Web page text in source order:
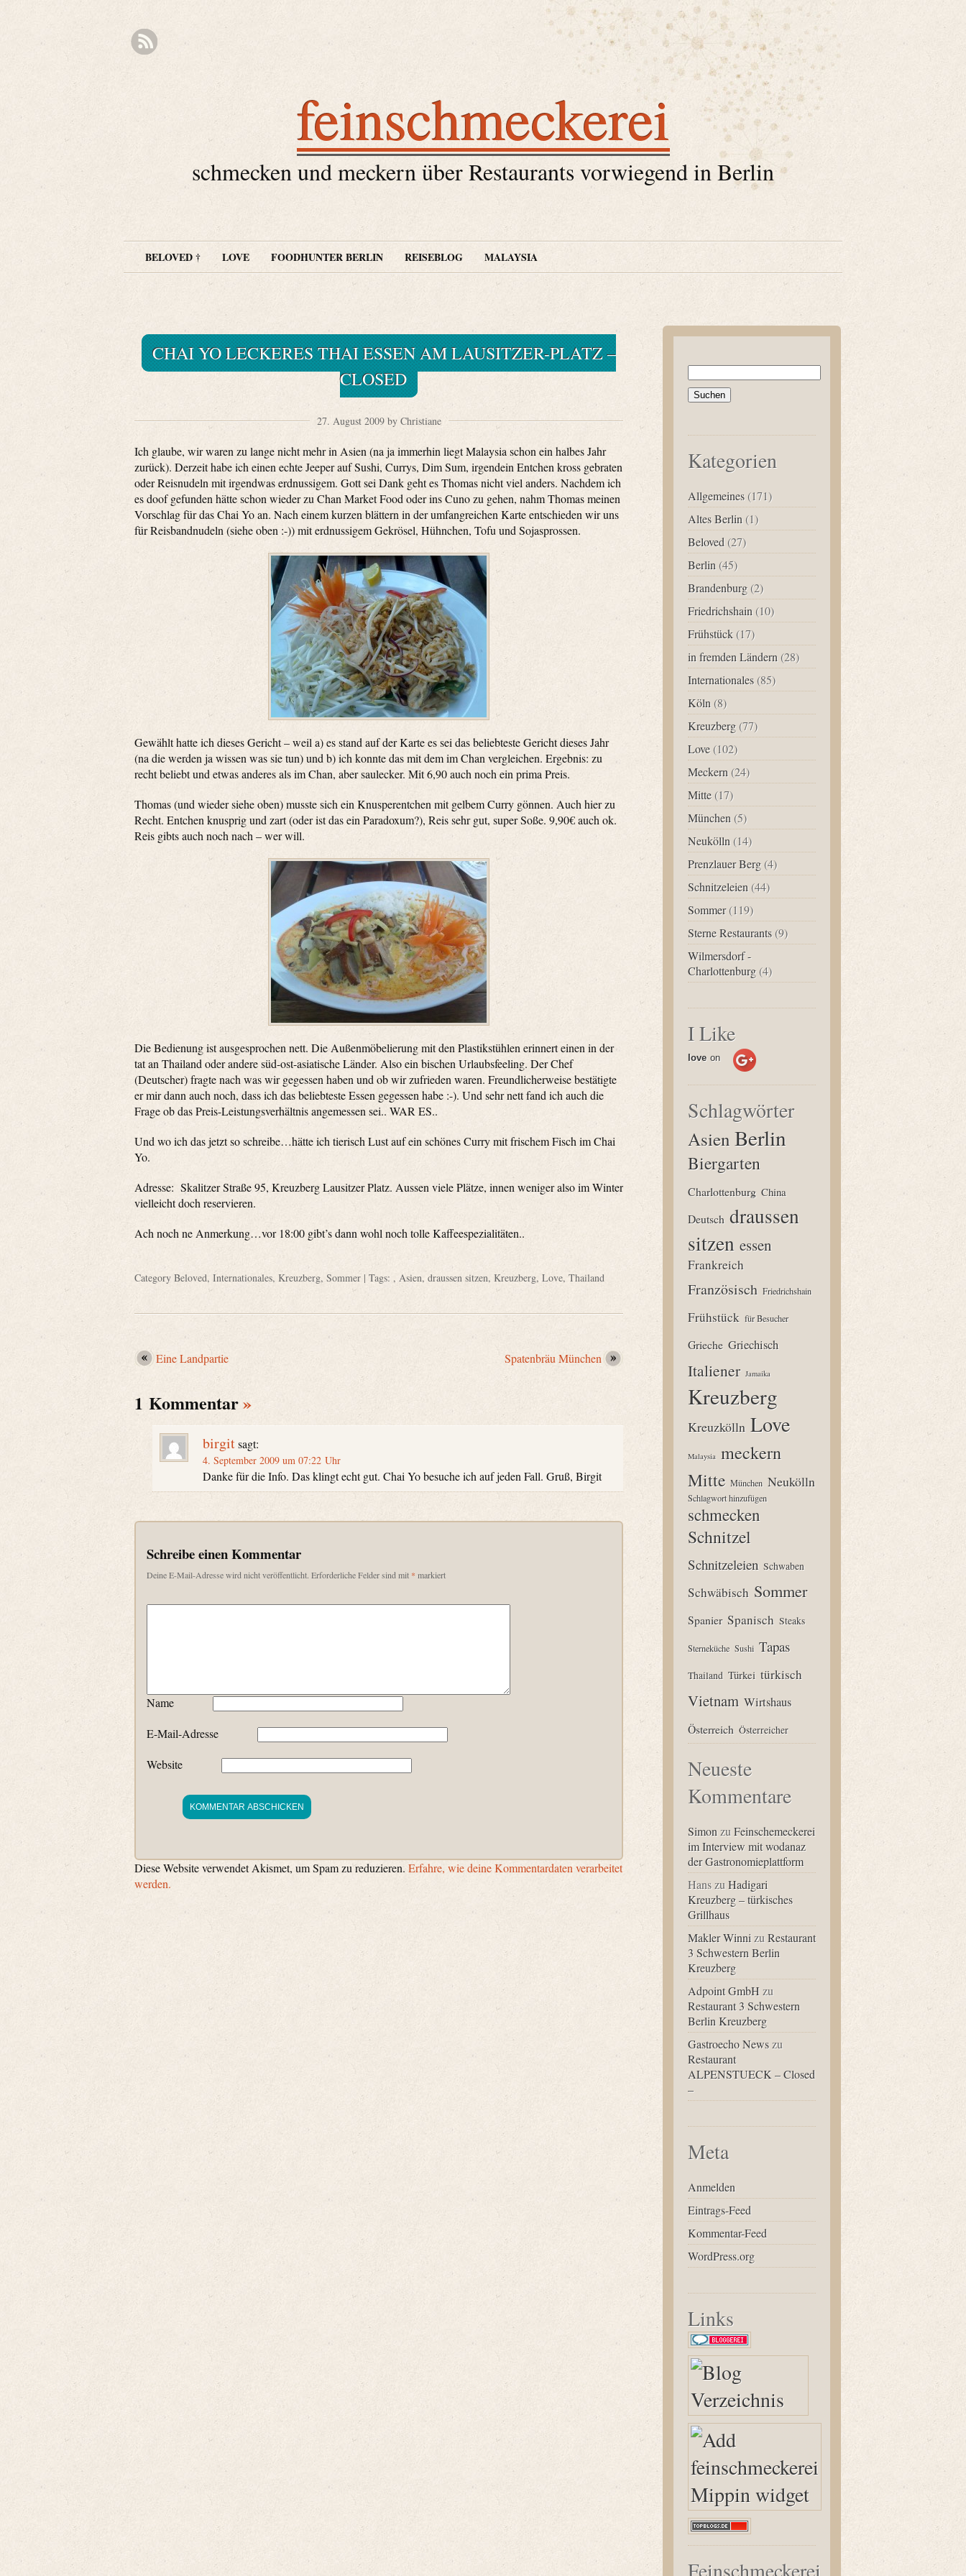
feinschmeckerei
schmecken und meckern über Restaurants vorwiegend in Berlin
BELOVED † LOVE FOODHUNTER BERLIN REISEBLOG MALAYSIA
CHAI YO LECKERES THAI ESSEN AM LAUSITZER-PLATZ –
CLOSED
27. August 2009 by Christiane
Ich glaube, wir waren zu lange nicht mehr in Asien (na ja immerhin liegt Malaysia schon ein halbes Jahr
zurück). Derzeit habe ich einen echte Jeeper auf Sushi, Currys, Dim Sum, irgendein Entchen kross gebraten
oder Reisnudeln mit irgendwas erdnussigem. Gott sei Dank geht es Thomas nicht viel anders. Nachdem ich
es doof gefunden hätte schon wieder zu Chan Market Food oder ins Cuno zu gehen, nahm Thomas meinen
Vorschlag für das Chai Yo an. Nach einem kurzen blättern in der umfangreichen Karte entschieden wir uns
für Reisbandnudeln (siehe oben :-)) mit erdnussigem Gekrösel, Hühnchen, Tofu und Sojasprossen.
Gewählt hatte ich dieses Gericht – weil a) es stand auf der Karte es sei das beliebteste Gericht dieses Jahr
(na die werden ja wissen was sie tun) und b) ich konnte das mit dem im Chan vergleichen. Ergebnis: zu
recht beliebt und etwas anderes als im Chan, aber saulecker. Mit 6,90 auch noch ein prima Preis.
Thomas (und wieder siehe oben) musste sich ein Knusperentchen mit gelbem Curry gönnen. Auch hier zu
Recht. Entchen knusprig und zart (oder ist das ein Paradoxum?), Reis sehr gut, super Soße. 9,90€ auch ok.
Reis gibts auch noch nach – wer will.
Die Bedienung ist ausgesprochen nett. Die Außenmöbelierung mit den Plastikstühlen erinnert einen in der
tat an Thailand oder andere süd-ost-asiatische Länder. Also ein bischen Urlaubsfeeling. Der Chef
(Deutscher) fragte nach was wir gegessen haben und ob wir zufrieden waren. Freundlicherweise bestätigte
er mir dann auch noch, dass ich das beliebteste Essen gegessen habe :-). Und sehr nett fand ich auch die
Frage ob das Preis-Leistungsverhältnis angemessen sei.. WAR ES..
Und wo ich das jetzt so schreibe…hätte ich tierisch Lust auf ein schönes Curry mit frischem Fisch im Chai
Yo.
Adresse: Skalitzer Straße 95, Kreuzberg Lausitzer Platz. Aussen viele Plätze, innen weniger also im Winter
vielleicht doch reservieren.
Ach noch ne Anmerkung…vor 18:00 gibt’s dann wohl noch tolle Kaffeespezialitäten..
Category Beloved, Internationales, Kreuzberg, Sommer | Tags: , Asien, draussen sitzen, Kreuzberg, Love, Thailand
Eine Landpartie Spatenbräu München
1 Kommentar»
birgitsagt:
4. September 2009 um 07:22 Uhr
Danke für die Info. Das klingt echt gut. Chai Yo besuche ich auf jeden Fall. Gruß, Birgit
Schreibe einen Kommentar
Deine E-Mail-Adresse wird nicht veröffentlicht. Erforderliche Felder sind mit * markiert
Name
E-Mail-Adresse
Website
Diese Website verwendet Akismet, um Spam zu reduzieren. Erfahre, wie deine Kommentardaten verarbeitet
werden.
Suchen
nach:
Kategorien
Allgemeines (171)
Altes Berlin (1)
Beloved (27)
Berlin (45)
Brandenburg (2)
Friedrichshain (10)
Frühstück (17)
in fremden Ländern (28)
Internationales (85)
Köln (8)
Kreuzberg (77)
Love (102)
Meckern (24)
Mitte (17)
München (5)
Neukölln (14)
Prenzlauer Berg (4)
Schnitzeleien (44)
Sommer(119)
Sterne Restaurants (9)
Wilmersdorf -
Charlottenburg (4)
I Like
love on
Schlagwörter
Asien Berlin
Biergarten
Charlottenburg China
Deutsch draussen
sitzen essen
Frankreich
Französisch Friedrichshain
Frühstück für Besucher
Grieche Griechisch
Italiener Jamaika
Kreuzberg
Kreuzkölln Love
Malaysia meckern
Mitte München Neukölln
Schlagwort hinzufügen
schmecken
Schnitzel
Schnitzeleien Schwaben
Schwäbisch Sommer
Spanier Spanisch Steaks
Sterneküche Sushi Tapas
Thailand Türkei türkisch
Vietnam Wirtshaus
Österreich Österreicher
Neueste
Kommentare
Simon zuFeinschemeckerei
im Interview mit wodanaz
der Gastronomieplattform
Hans zuHadigari
Kreuzberg – türkisches
Grillhaus
Makler Winni zuRestaurant
3 Schwestern Berlin
Kreuzberg
Adpoint GmbH zu
Restaurant 3 Schwestern
Berlin Kreuzberg
Gastroecho News zu
Restaurant
ALPENSTUECK – Closed
–
Meta
Anmelden
Eintrags-Feed
Kommentar-Feed
WordPress.org
Links
Feinschmeckerei